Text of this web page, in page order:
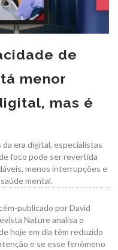
de
menor
mas é
da era digital, especialistas
foco pode ser revertida
menos interrupções e
mental.
publicado por David
Nature analisa o
hoje em dia têm reduzido
e se esse fenômeno